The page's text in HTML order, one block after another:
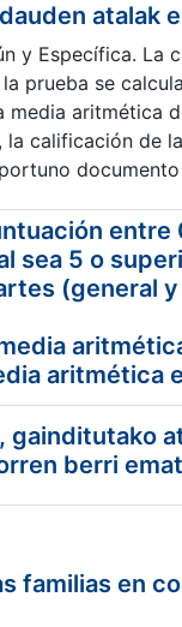
atalak
y Específica.
prueba se
aritmética
calificación de
sea 5 o
(general
aritmética
gainditutako
berri
familias en